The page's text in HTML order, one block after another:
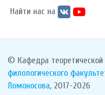
Найти нас на
© Кафедра теоретической
филологического
Ломоносова, 2017-2026